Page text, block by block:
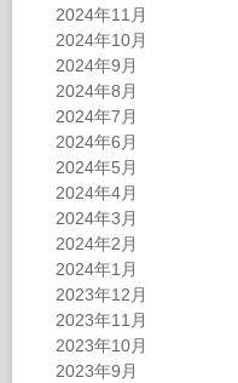
2024年11月
2024年10月
2024年9月
2024年8月
2024年7月
2024年6月
2024年5月
2024年4月
2024年3月
2024年2月
2024年1月
2023年12月
2023年11月
2023年10月
2023年9月